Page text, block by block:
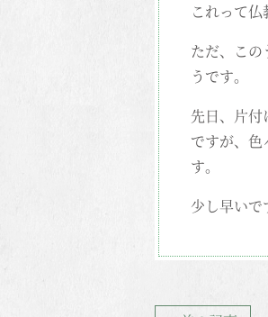
これって
ただ、こ
うです。
先日、片
ですが、
す。
少し早いで